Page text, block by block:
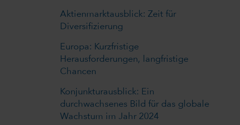
Aktienmarktausblick: Zeit für
Diversifizierung
Europa: Kurzfristige
Herausforderungen, langfristige
Chancen
Konjunkturausblick: Ein
durchwachsenes Bild für das globale
Wachstum im Jahr 2024